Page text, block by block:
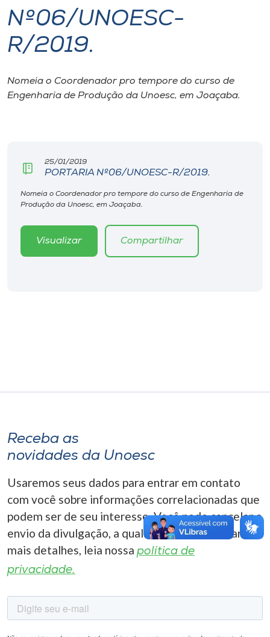
I.nova
Cultura
Biblioteca
Editora
Rádio
o idioma
A-
Nº06/UNOESC-
R/2019.
Nomeia o Coordenador pro tempore do curso de
Engenharia de Produção da Unoesc, em Joaçaba.
25/01/2019
PORTARIA Nº06/UNOESC-R/2019.
Nomeia o Coordenador pro tempore do curso de Engenharia de
Produção da Unoesc, em Joaçaba.
Visualizar Compartilhar
Receba as
novidades da Unoesc
Usaremos seus dados para entrar em contato
com você sobre informações correlacionadas que
podem ser de seu interesse. Você pode cancelar o
envio da divulgação, a qualquer momento. Para
mais detalhes, leia nossa política de
privacidade.